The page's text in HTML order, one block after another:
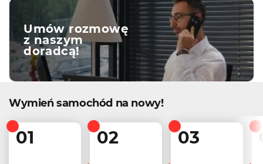
Umów rozmowę
z naszym
doradcą!
Wymień samochód na nowy!
01 02 03